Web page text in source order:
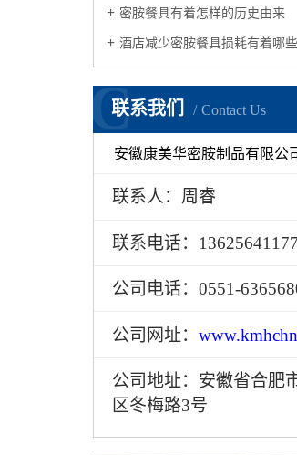
密胺餐具有着怎样的历史由来
酒店减少密胺餐具损耗有着哪
联系我们 Contact Us
C
安徽康美华密胺制品有限公
联系人：周睿
联系电话：13625641177
公司电话：0551-
公司网址：
公司地址：安徽省合肥
区冬梅路3号